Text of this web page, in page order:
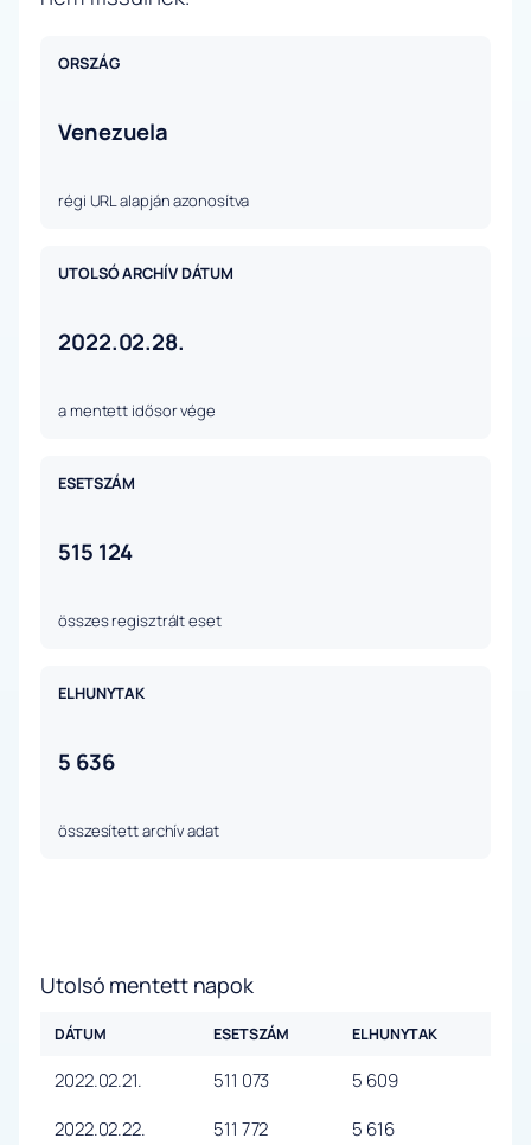
ORSZÁG
Venezuela
régi URL alapján azonosítva
UTOLSÓ ARCHÍV DÁTUM
2022.02.28.
a mentett idősor vége
ESETSZÁM
515 124
összes regisztrált eset
ELHUNYTAK
5 636
összesített archív adat
Utolsó mentett napok
DÁTUM ESETSZÁM ELHUNYTAK
2022.02.21. 511 073
5 609
2022.02.22.
511 772
5 616